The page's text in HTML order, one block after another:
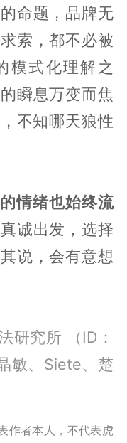
命题，品牌无
索，都不必被
模式化理解之
瞬息万变而焦
不知哪天狼性
情绪也始终流
诚出发，选择
说，会有意想
研究所 （ID：
敏、Siete、楚
作者本人，不代表虎